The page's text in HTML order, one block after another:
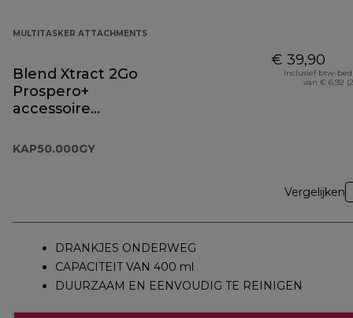
MULTITASKER ATTACHMENTS
Blend Xtract 2Go
Prospero+
accessoire
KAP50.000GY
€ 39,90
Inclusief btw-
van € 6,92
Vergelijken
DRANKJES ONDERWEG
CAPACITEIT VAN 400 ml
DUURZAAM EN EENVOUDIG TE REINIGEN